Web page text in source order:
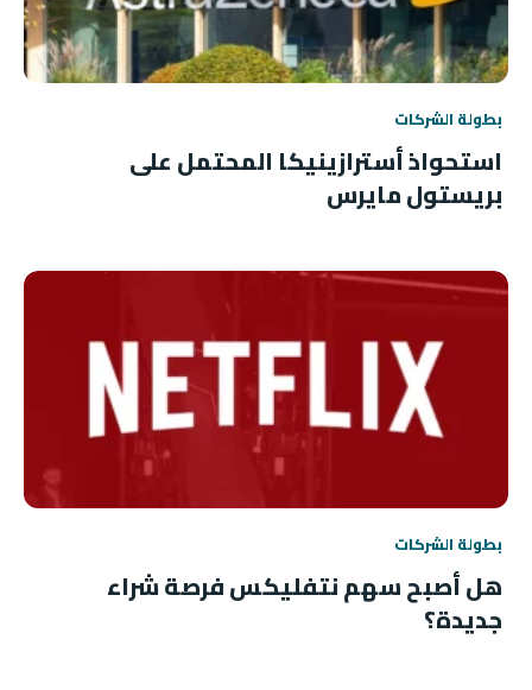
بطولة الشركات
استحواذ أسترازينيكا المحتمل على
بريستول مايرس
بطولة الشركات
هل أصبح سهم نتفليكس فرصة شراء
جديدة؟